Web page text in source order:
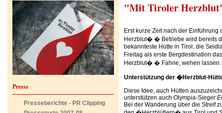
Presse
Presseberichte - PR Clipping
"Mit Tiroler
Erst kurze Zeit nach der
Herzblut� � Betriebe wird bereits
bekannteste Hütte in Tirol, die
Freitag als erste Bergdestination
Herzblut� � Fahne, wehen lassen.
Unterstützung der �Herzblut-
Diese Idee, auch Hütten
unterstützen auch Olympia-Sieger
Bei der Wanderung über die Streif